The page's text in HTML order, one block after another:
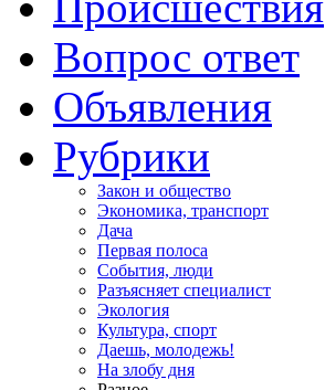
Вопрос ответ
Объявления
Рубрики
Закон и общество
Экономика, транспорт
Дача
Первая полоса
События, люди
Разъясняет специалист
Экология
Культура, спорт
Даешь, молодежь!
На злобу дня